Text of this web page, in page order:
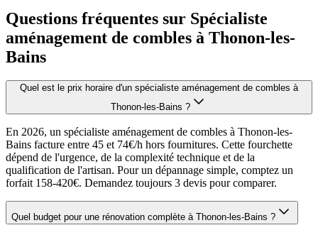
Questions fréquentes sur Spécialiste
aménagement de combles à Thonon-les-
Bains
Quel est le prix horaire d'un spécialiste aménagement de combles à
Thonon-les-Bains ?
En 2026, un spécialiste aménagement de combles à Thonon-les-
Bains facture entre 45 et 74€/h hors fournitures. Cette fourchette
dépend de l'urgence, de la complexité technique et de la
qualification de l'artisan. Pour un dépannage simple, comptez un
forfait 158-420€. Demandez toujours 3 devis pour comparer.
Quel budget pour une rénovation complète à Thonon-les-Bains ?